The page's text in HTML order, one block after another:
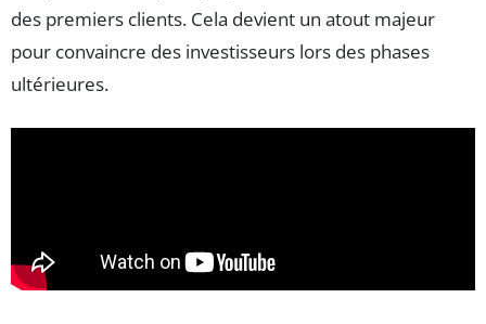
des premiers clients. Cela devient un atout majeur
pour convaincre des investisseurs lors des phases
ultérieures.